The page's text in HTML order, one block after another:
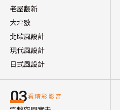
老屋翻新
大坪數
北歐風設計
現代風設計
日式風設計
03看精彩影音